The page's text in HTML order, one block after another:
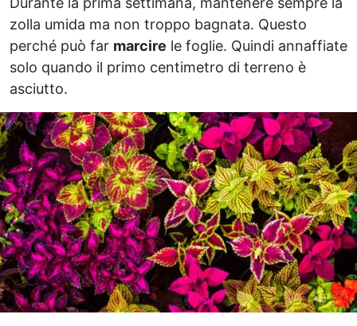
zolla umida ma non troppo bagnata. Questo
perché può far marcire le foglie. Quindi annaffiate
solo quando il primo centimetro di terreno è
asciutto.